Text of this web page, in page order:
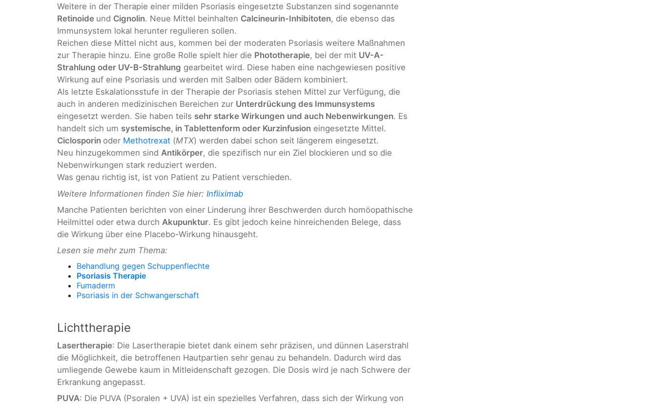
Weitere in der Therapie einer milden Psoriasis eingesetzte Substanzen sind sogenannte
Retinoide und Cignolin. Neue Mittel beinhalten Calcineurin-Inhibitoten, die ebenso das
Immunsystem lokal herunter regulieren sollen.
Reichen diese Mittel nicht aus, kommen bei der moderaten Psoriasis weitere Maßnahmen
zur Therapie hinzu. Eine große Rolle spielt hier die Phototherapie, bei der mit UV-A-
Strahlung oder UV-B-Strahlung gearbeitet wird. Diese haben eine nachgewiesen positive
Wirkung auf eine Psoriasis und werden mit Salben oder Bädern kombiniert.
Als letzte Eskalationsstufe in der Therapie der Psoriasis stehen Mittel zur Verfügung, die
auch in anderen medizinischen Bereichen zur Unterdrückung des Immunsystems
eingesetzt werden. Sie haben teils sehr starke Wirkungen und auch Nebenwirkungen. Es
handelt sich um systemische, in Tablettenform oder Kurzinfusion eingesetzte Mittel.
Ciclosporin oder Methotrexat (MTX) werden dabei schon seit längerem eingesetzt.
Neu hinzugekommen sind Antikörper, die spezifisch nur ein Ziel blockieren und so die
Nebenwirkungen stark reduziert werden.
Was genau richtig ist, ist von Patient zu Patient verschieden.
Weitere Informationen finden Sie hier: Infliximab
Manche Patienten berichten von einer Linderung ihrer Beschwerden durch homöopathische
Heilmittel oder etwa durch Akupunktur. Es gibt jedoch keine hinreichenden Belege, dass
die Wirkung über eine Placebo-Wirkung hinausgeht.
Lesen sie mehr zum Thema:
Behandlung gegen Schuppenflechte
Psoriasis Therapie
Fumaderm
Psoriasis in der Schwangerschaft
Lichttherapie
Lasertherapie: Die Lasertherapie bietet dank einem sehr präzisen, und dünnen Laserstrahl
die Möglichkeit, die betroffenen Hautpartien sehr genau zu behandeln. Dadurch wird das
umliegende Gewebe kaum in Mitleidenschaft gezogen. Die Dosis wird je nach Schwere der
Erkrankung angepasst.
PUVA: Die PUVA (Psoralen + UVA) ist ein spezielles Verfahren, dass sich der Wirkung von